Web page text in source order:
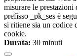
misurare le
prefisso _pk_ses è
si ritiene sia un codice
cookie.
Durata: 30 minuti